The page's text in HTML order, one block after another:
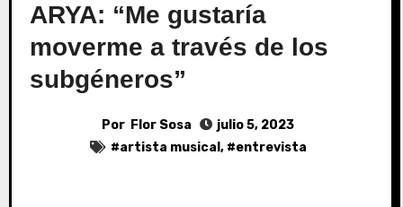
ARYA: “Me gustaría
moverme a través de los
subgéneros”
Por Flor Sosa
julio 5, 2023
#artista musical , #entrevista